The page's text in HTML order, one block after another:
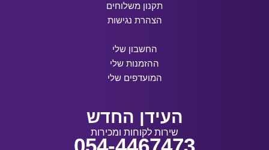
תקנון משלוחים
הצהרת נגישות
החשבון שלי
ההזמנות שלי
המועדפים שלי
העידן החדש
שירות לקוחות ומכירות